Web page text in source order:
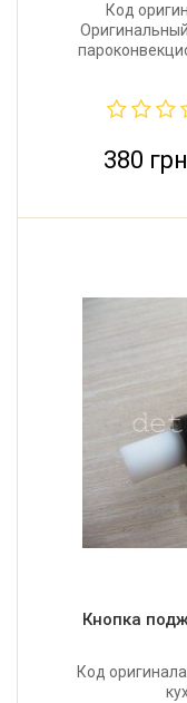
Код
380 грн
Кнопка
Код